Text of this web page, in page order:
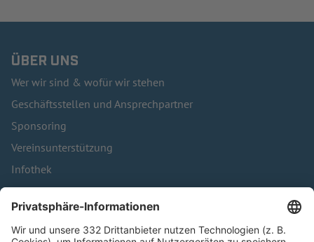
ÜBER UNS
Wer wir sind & wofür wir stehen
Geschäftsstellen und Ansprechpartner
Sponsoring
Vereinsunterstützung
Infothek
Kontakt
HÄUFIG BESUCHTE SEITEN